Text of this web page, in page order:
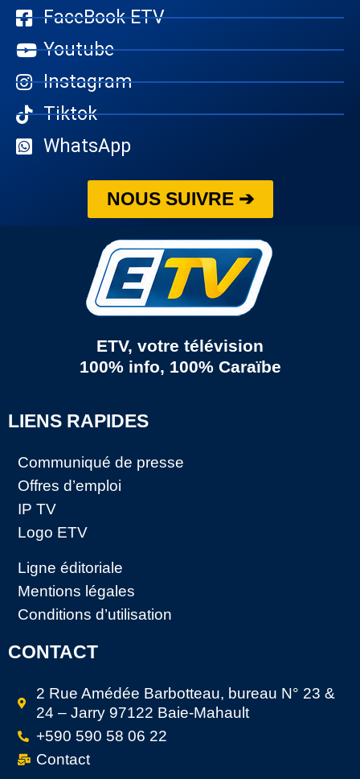
FaceBook ETV
Youtube
Instagram
Tiktok
WhatsApp
NOUS SUIVRE ➔
ETV, votre télévision
100% info, 100% Caraïbe
LIENS RAPIDES
Communiqué de presse
Offres d’emploi
IP TV
Logo ETV
Ligne éditoriale
Mentions légales
Conditions d’utilisation
CONTACT
2 Rue Amédée Barbotteau, bureau N° 23 &
24 – Jarry 97122 Baie-Mahault
+590 590 58 06 22
Contact